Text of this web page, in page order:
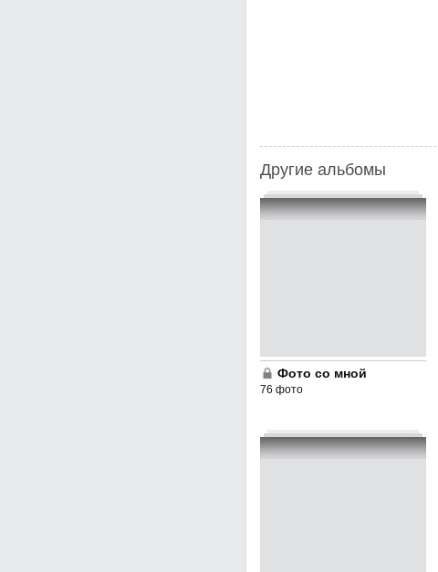
Другие альбомы
Фото со мной
76 фото